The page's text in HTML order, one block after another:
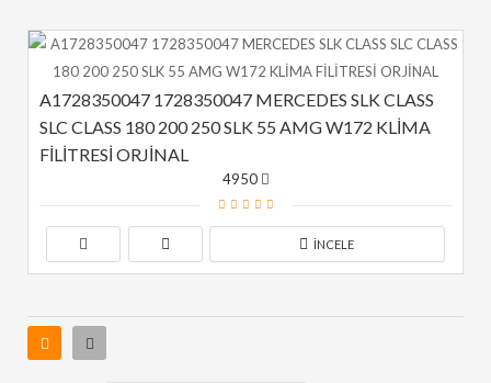
A1728350047 1728350047 MERCEDES SLK CLASS
SLC CLASS 180 200 250 SLK 55 AMG W172 KLİMA
FİLİTRESİ ORJİNAL
4950
İNCELE